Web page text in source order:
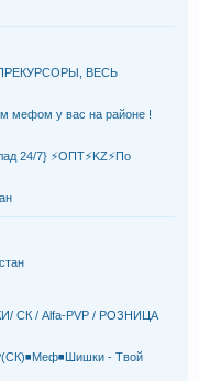
ВЕСЬ
мефом у вас на районе !
24/7} ⚡ОПТ⚡KZ⚡По
СК / Alfa-PVP / РОЗНИЦА
- Твой